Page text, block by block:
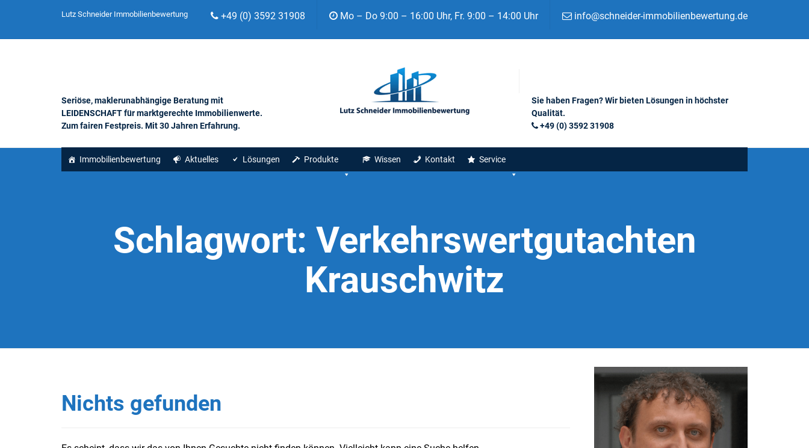
Lutz Schneider Immobilienbewertung +49 (0) 3592 31908 Mo – Do 9:00 – 16:00 Uhr, Fr. 9:00 – 14:00 Uhr info@schneider-immobilienbewertung.de
Seriöse, maklerunabhängige Beratung mit
LEIDENSCHAFT für marktgerechte Immobilienwerte.
Zum fairen Festpreis. Mit 30 Jahren Erfahrung.
Sie haben Fragen? Wir bieten Lösungen in höchster
Qualität.
+49 (0) 3592 31908
Immobilienbewertung Aktuelles Lösungen Produkte Wissen Kontakt Service
Schlagwort: Verkehrswertgutachten
Krauschwitz
Nichts gefunden